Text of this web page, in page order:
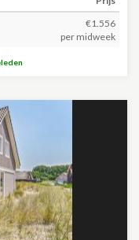
€1.556
per midweek